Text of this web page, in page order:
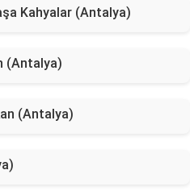
Kahyalar (Antalya)
(Antalya)
(Antalya)